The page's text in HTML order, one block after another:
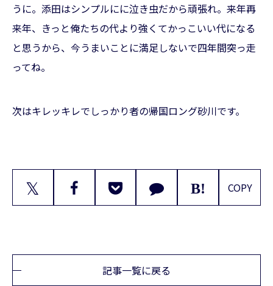
うに。添田はシンプルにに泣き虫だから頑張れ。来年再
来年、きっと俺たちの代より強くてかっこいい代になる
と思うから、今うまいことに満足しないで四年間突っ走
ってね。
次はキレッキレでしっかり者の帰国ロング砂川です。
𝕏 COPY
記事一覧に戻る